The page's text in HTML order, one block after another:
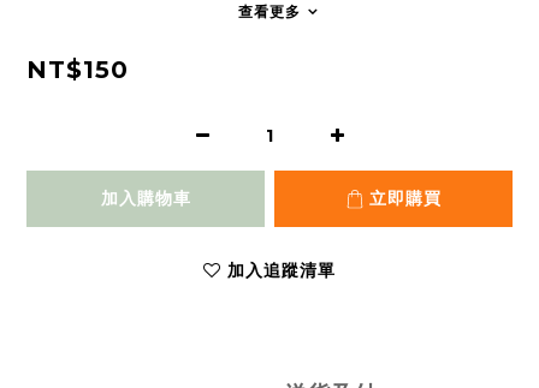
查看更多
NT$150
加入購物車 立即購買
加入追蹤清單